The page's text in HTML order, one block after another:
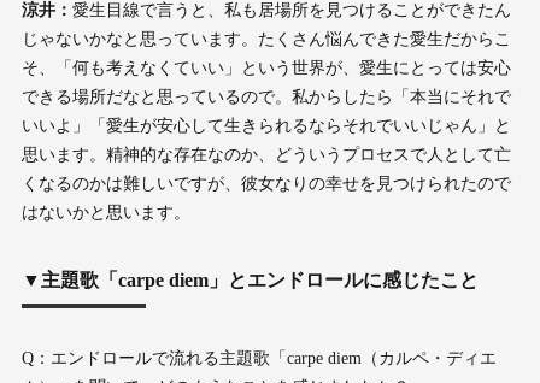
涼井： 愛生目線で言うと、私も居場所を見つけることができたん
じゃないかなと思っています。たくさん悩んできた愛生だからこ
そ、「何も考えなくていい」という世界が、愛生にとっては安心
できる場所だなと思っているので。私からしたら「本当にそれで
いいよ」「愛生が安心して生きられるならそれでいいじゃん」と
思います。精神的な存在なのか、どういうプロセスで人として亡
くなるのかは難しいですが、彼女なりの幸せを見つけられたので
はないかと思います。
▼主題歌「carpe diem」とエンドロールに感じたこと
Q：エンドロールで流れる主題歌「carpe diem（カルペ・ディエ